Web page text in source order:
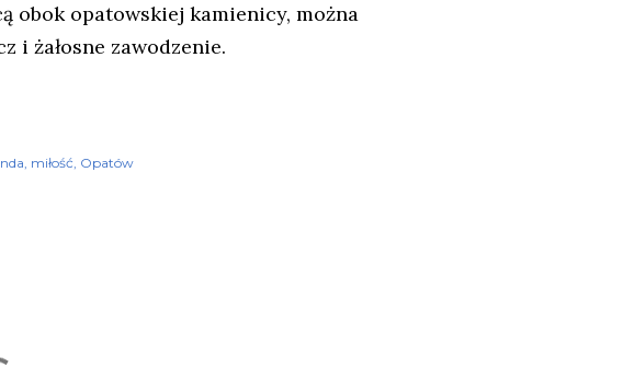
obok opatowskiej kamienicy, można
i żałosne zawodzenie.
miłość Opatów